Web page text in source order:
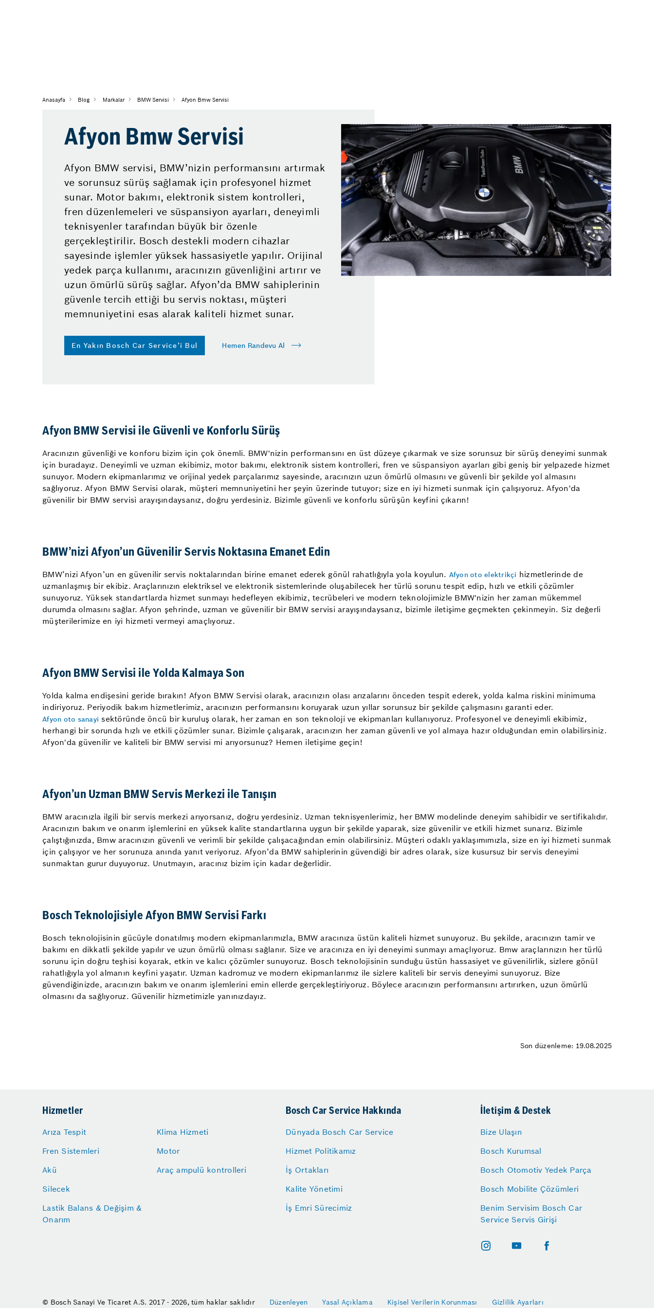
Anasayfa Blog Markalar BMW Servisi Afyon Bmw Servisi
Afyon Bmw Servisi
Afyon BMW servisi, BMW’nizin performansını artırmak
ve sorunsuz sürüş sağlamak için profesyonel hizmet
sunar. Motor bakımı, elektronik sistem kontrolleri,
fren düzenlemeleri ve süspansiyon ayarları, deneyimli
teknisyenler tarafından büyük bir özenle
gerçekleştirilir. Bosch destekli modern cihazlar
sayesinde işlemler yüksek hassasiyetle yapılır. Orijinal
yedek parça kullanımı, aracınızın güvenliğini artırır ve
uzun ömürlü sürüş sağlar. Afyon’da BMW sahiplerinin
güvenle tercih ettiği bu servis noktası, müşteri
memnuniyetini esas alarak kaliteli hizmet sunar.
En Yakın Bosch Car Service’i Bul Hemen Randevu Al
Afyon BMW Servisi ile Güvenli ve Konforlu Sürüş
Aracınızın güvenliği ve konforu bizim için çok önemli. BMW'nizin performansını en üst düzeye çıkarmak ve size sorunsuz bir sürüş deneyimi sunmak
için buradayız. Deneyimli ve uzman ekibimiz, motor bakımı, elektronik sistem kontrolleri, fren ve süspansiyon ayarları gibi geniş bir yelpazede hizmet
sunuyor. Modern ekipmanlarımız ve orijinal yedek parçalarımız sayesinde, aracınızın uzun ömürlü olmasını ve güvenli bir şekilde yol almasını
sağlıyoruz. Afyon BMW Servisi olarak, müşteri memnuniyetini her şeyin üzerinde tutuyor; size en iyi hizmeti sunmak için çalışıyoruz. Afyon'da
güvenilir bir BMW servisi arayışındaysanız, doğru yerdesiniz. Bizimle güvenli ve konforlu sürüşün keyfini çıkarın!
BMW’nizi Afyon’un Güvenilir Servis Noktasına Emanet Edin
BMW’nizi Afyon’un en güvenilir servis noktalarından birine emanet ederek gönül rahatlığıyla yola koyulun. Afyon oto elektrikçi hizmetlerinde de
uzmanlaşmış bir ekibiz. Araçlarınızın elektriksel ve elektronik sistemlerinde oluşabilecek her türlü sorunu tespit edip, hızlı ve etkili çözümler
sunuyoruz. Yüksek standartlarda hizmet sunmayı hedefleyen ekibimiz, tecrübeleri ve modern teknolojimizle BMW'nizin her zaman mükemmel
durumda olmasını sağlar. Afyon şehrinde, uzman ve güvenilir bir BMW servisi arayışındaysanız, bizimle iletişime geçmekten çekinmeyin. Siz değerli
müşterilerimize en iyi hizmeti vermeyi amaçlıyoruz.
Afyon BMW Servisi ile Yolda Kalmaya Son
Yolda kalma endişesini geride bırakın! Afyon BMW Servisi olarak, aracınızın olası arızalarını önceden tespit ederek, yolda kalma riskini minimuma
indiriyoruz. Periyodik bakım hizmetlerimiz, aracınızın performansını koruyarak uzun yıllar sorunsuz bir şekilde çalışmasını garanti eder.
Afyon oto sanayi sektöründe öncü bir kuruluş olarak, her zaman en son teknoloji ve ekipmanları kullanıyoruz. Profesyonel ve deneyimli ekibimiz,
herhangi bir sorunda hızlı ve etkili çözümler sunar. Bizimle çalışarak, aracınızın her zaman güvenli ve yol almaya hazır olduğundan emin olabilirsiniz.
Afyon'da güvenilir ve kaliteli bir BMW servisi mi arıyorsunuz? Hemen iletişime geçin!
Afyon’un Uzman BMW Servis Merkezi ile Tanışın
BMW aracınızla ilgili bir servis merkezi arıyorsanız, doğru yerdesiniz. Uzman teknisyenlerimiz, her BMW modelinde deneyim sahibidir ve sertifikalıdır.
Aracınızın bakım ve onarım işlemlerini en yüksek kalite standartlarına uygun bir şekilde yaparak, size güvenilir ve etkili hizmet sunarız. Bizimle
çalıştığınızda, Bmw aracınızın güvenli ve verimli bir şekilde çalışacağından emin olabilirsiniz. Müşteri odaklı yaklaşımımızla, size en iyi hizmeti sunmak
için çalışıyor ve her sorunuza anında yanıt veriyoruz. Afyon’da BMW sahiplerinin güvendiği bir adres olarak, size kusursuz bir servis deneyimi
sunmaktan gurur duyuyoruz. Unutmayın, aracınız bizim için kadar değerlidir.
Bosch Teknolojisiyle Afyon BMW Servisi Farkı
Bosch teknolojisinin gücüyle donatılmış modern ekipmanlarımızla, BMW aracınıza üstün kaliteli hizmet sunuyoruz. Bu şekilde, aracınızın tamir ve
bakımı en dikkatli şekilde yapılır ve uzun ömürlü olması sağlanır. Size ve aracınıza en iyi deneyimi sunmayı amaçlıyoruz. Bmw araçlarınızın her türlü
sorunu için doğru teşhisi koyarak, etkin ve kalıcı çözümler sunuyoruz. Bosch teknolojisinin sunduğu üstün hassasiyet ve güvenilirlik, sizlere gönül
rahatlığıyla yol almanın keyfini yaşatır. Uzman kadromuz ve modern ekipmanlarımız ile sizlere kaliteli bir servis deneyimi sunuyoruz. Bize
güvendiğinizde, aracınızın bakım ve onarım işlemlerini emin ellerde gerçekleştiriyoruz. Böylece aracınızın performansını artırırken, uzun ömürlü
olmasını da sağlıyoruz. Güvenilir hizmetimizle yanınızdayız.
Son düzenleme: 19.08.2025
Hizmetler
Arıza Tespit
Fren Sistemleri
Akü
Silecek
Lastik Balans & Değişim &
Onarım
Klima Hizmeti
Motor
Araç ampulü kontrolleri
Bosch Car Service Hakkında
Dünyada Bosch Car Service
Hizmet Politikamız
İş Ortakları
Kalite Yönetimi
İş Emri Sürecimiz
İletişim & Destek
Bize Ulaşın
Bosch Kurumsal
Bosch Otomotiv Yedek Parça
Bosch Mobilite Çözümleri
Benim Servisim Bosch Car
Service Servis Girişi
© Bosch Sanayi Ve Ticaret A.S. 2017 - 2026, tüm haklar saklıdır Düzenleyen Yasal Açıklama Kişisel Verilerin Korunması Gizlilik Ayarları